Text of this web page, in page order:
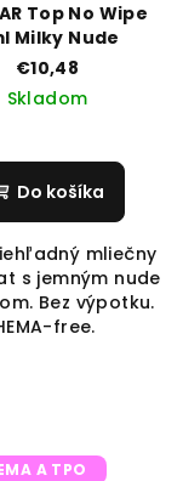
Top No Wipe
Milky Nude
€10,48
Skladom
Do košíka
mliečny
s jemným nude
Bez výpotku.
free.
A TPO